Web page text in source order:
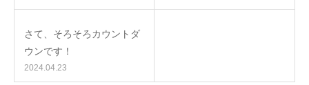
さて、そろそろカウントダ
ウンです！
2024.04.23